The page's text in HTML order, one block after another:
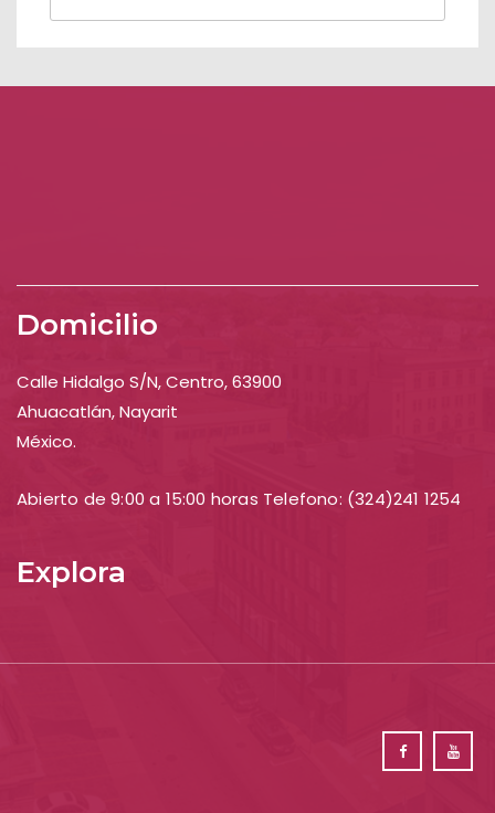
Domicilio
Calle Hidalgo S/N, Centro, 63900
Ahuacatlán, Nayarit
México.
Abierto de 9:00 a 15:00 horas Telefono: (324)241 1254
Explora